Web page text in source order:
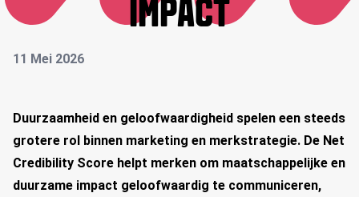
IMPACT
11 Mei 2026
Duurzaamheid en geloofwaardigheid spelen een steeds
grotere rol binnen marketing en merkstrategie. De Net
Credibility Score helpt merken om maatschappelijke en
duurzame impact geloofwaardig te communiceren,